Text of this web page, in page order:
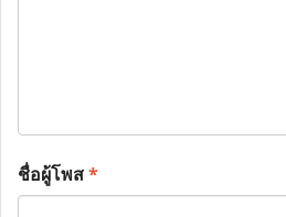
ชื่อผู้โพส*